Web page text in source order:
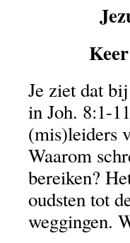
Je ziet dat
in Joh. 8:1-
(mis)leiders
Waarom
bereiken?
oudsten tot
weggingen.